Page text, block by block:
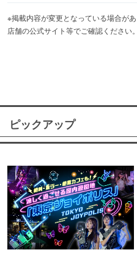
※掲載内容が変更となっている場合が
店舗の公式サイト等でご確認ください。
ピックアップ